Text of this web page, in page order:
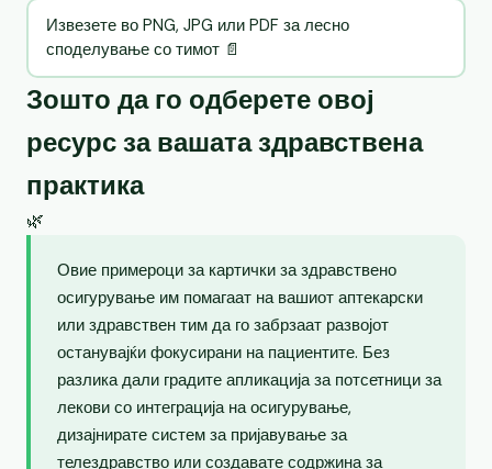
Извезете во PNG, JPG или PDF за лесно
споделување со тимот 📄
Зошто да го одберете овој
ресурс за вашата здравствена
практика
🌿
Овие примероци за картички за здравствено
осигурување им помагаат на вашиот аптекарски
или здравствен тим да го забрзаат развојот
останувајќи фокусирани на пациентите. Без
разлика дали градите апликација за потсетници за
лекови со интеграција на осигурување,
дизајнирате систем за пријавување за
телездравство или создавате содржина за